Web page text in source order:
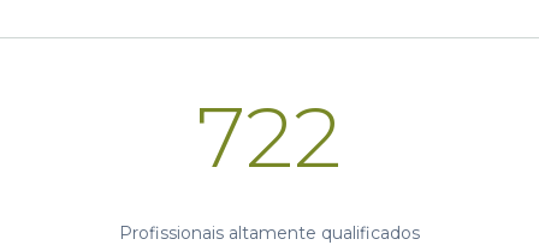
722
Profissionais altamente qualificados